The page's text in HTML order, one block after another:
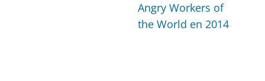
Angry Workers of
the World en 2014